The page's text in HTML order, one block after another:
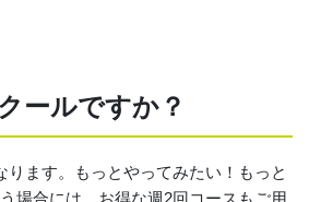
ールですか？
ります。もっとやってみたい！もっと
場合には、お得な週2回コースもご用